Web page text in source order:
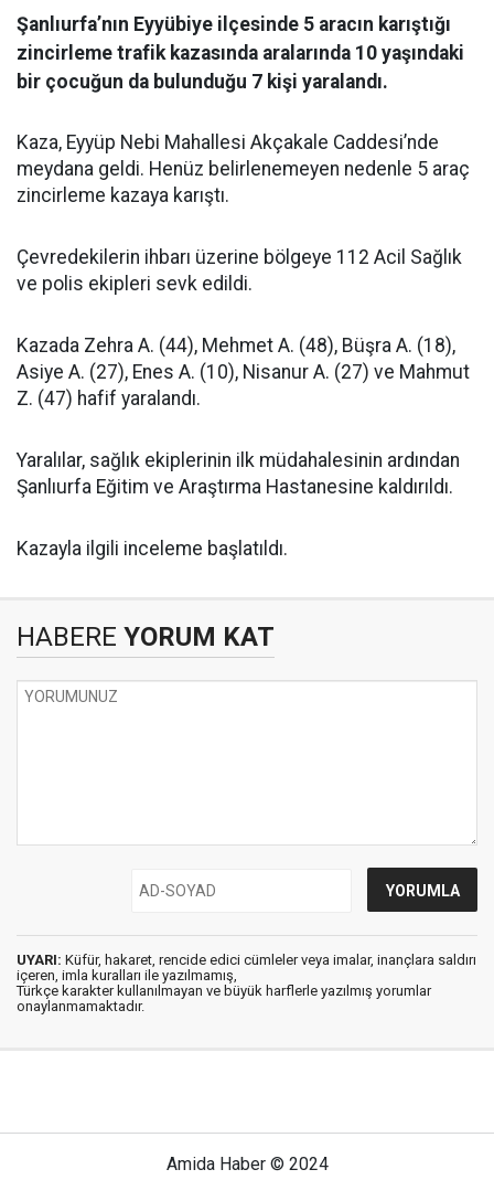
Şanlıurfa’nın Eyyübiye ilçesinde 5 aracın karıştığı
zincirleme trafik kazasında aralarında 10 yaşındaki
bir çocuğun da bulunduğu 7 kişi yaralandı.
Kaza, Eyyüp Nebi Mahallesi Akçakale Caddesi’nde
meydana geldi. Henüz belirlenemeyen nedenle 5 araç
zincirleme kazaya karıştı.
Çevredekilerin ihbarı üzerine bölgeye 112 Acil Sağlık
ve polis ekipleri sevk edildi.
Kazada Zehra A. (44), Mehmet A. (48), Büşra A. (18),
Asiye A. (27), Enes A. (10), Nisanur A. (27) ve Mahmut
Z. (47) hafif yaralandı.
Yaralılar, sağlık ekiplerinin ilk müdahalesinin ardından
Şanlıurfa Eğitim ve Araştırma Hastanesine kaldırıldı.
Kazayla ilgili inceleme başlatıldı.
HABERE YORUM KAT
UYARI: Küfür, hakaret, rencide edici cümleler veya imalar, inançlara saldırı
içeren, imla kuralları ile yazılmamış,
Türkçe karakter kullanılmayan ve büyük harflerle yazılmış yorumlar
onaylanmamaktadır.
Amida Haber © 2024